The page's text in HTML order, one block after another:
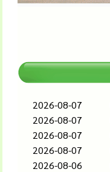
2026-08-07
2026-08-07
2026-08-07
2026-08-07
2026-08-06